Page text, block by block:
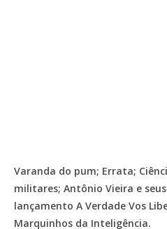
Varanda do pum; Errata;
militares; Antônio Vieira e
lançamento A Verdade Vos
Marquinhos da Inteligência.